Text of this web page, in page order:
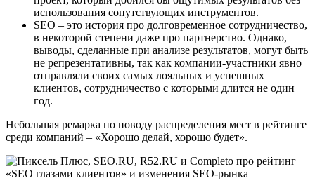
использования сопутствующих инструментов.
SEO – это история про долговременное сотрудничество,
в некоторой степени даже про партнерство. Однако,
выводы, сделанные при анализе результатов, могут быть
не репрезентативны, так как компании-участники явно
отправляли своих самых лояльных и успешных
клиентов, сотрудничество с которыми длится не один
год.
Небольшая ремарка по поводу распределения мест в рейтинге
среди компаний – «Хорошо делай, хорошо будет».